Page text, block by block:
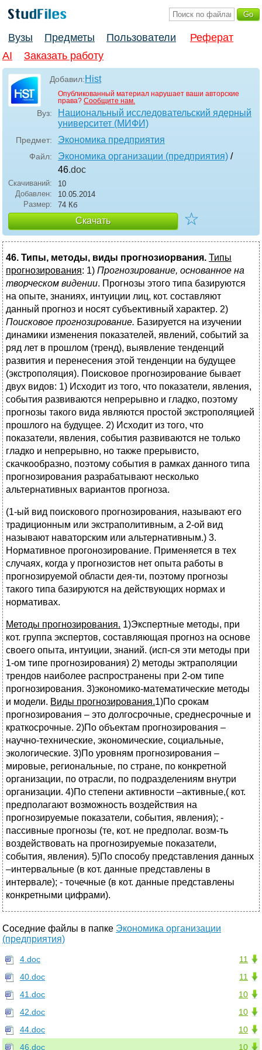
Вузы Предметы Пользователи
Реферат
AI
Заказать работу
Добавил:Hist
Опубликованный материал нарушает ваши авторские
права? Сообщите нам.
Вуз:
Национальный исследовательский ядерный
университет (МИФИ)
Предмет: Экономика предприятия
Файл: Экономика организации (предприятия) /
46.doc
Скачиваний:
10
Добавлен:
10.05.2014
Размер:
74 Кб
Скачать ☆
46. Типы, методы, виды прогнозиорвания. Типы
прогнозирования: 1) Прогнозирование, основанное на
творческом видении. Прогнозы этого типа базируются
на опыте, знаниях, интуиции лиц, кот. составляют
данный прогноз и носят субъективный характер. 2)
Поисковое прогнозирование. Базируется на изучении
динамики изменения показателей, явлений, событий за
ряд лет в прошлом (тренд), выявление тенденций
развития и перенесения этой тенденции на будущее
(экстрополяция). Поисковое прогнозирование бывает
двух видов: 1) Исходит из того, что показатели, явления,
события развиваются непрерывно и гладко, поэтому
прогнозы такого вида являются простой экстрополяцией
прошлого на будущее. 2) Исходит из того, что
показатели, явления, события развиваются не только
гладко и непрерывно, но также прерывисто,
скачкообразно, поэтому события в рамках данного типа
прогнозирования разрабатывают несколько
альтернативных вариантов прогноза.
(1-ый вид поискового прогнозирования, называют его
традиционным или экстраполитивным, а 2-ой вид
называют наваторским или альтернативным.) 3.
Нормативное прогонозирование. Применяется в тех
случаях, когда у прогнозистов нет опыта работы в
прогнозируемой области дея-ти, поэтому прогнозы
такого типа базируются на действующих нормах и
нормативах.
Методы прогнозирования. 1)Экспертные методы, при
кот. группа экспертов, составляющая прогноз на основе
своего опыта, интуиции, знаний. (исп-ся эти методы при
1-ом типе прогнозирования) 2) методы эктраполяции
трендов наиболее распространены при 2-ом типе
прогнозирования. 3)экономико-математические методы
и модели. Виды прогнозирования.1)По срокам
прогнозирования – это долгосрочные, среднесрочные и
краткосрочные. 2)По объектам прогнозирования –
научно-технические, экономические, социальные,
экологические. 3)По уровням прогнозирования –
мировые, региональные, по стране, по конкретной
организации, по отрасли, по подразделениям внутри
организации. 4)По степени активности –активные,( кот.
предполагают возможность воздействия на
прогнозируемые показатели, события, явления); -
пассивные прогнозы (те, кот. не предполаг. возм-ть
воздействовать на прогнозируемые показатели,
события, явления). 5)По способу представления данных
–интервальные (в кот. данные представлены в
интервале); - точечные (в кот. данные представлены
конкретными цифрами).
Соседние файлы в папке Экономика организации
(предприятия)
11
4.doc
11
40.doc
10
41.doc
10
42.doc
10
44.doc
10
46.doc